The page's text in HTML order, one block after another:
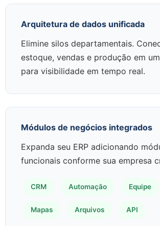
Arquitetura de dados unificada
Elimine silos departamentais.
estoque, vendas e produção em
para visibilidade em tempo real.
Módulos de negócios integrados
Expanda seu ERP adicionando
funcionais conforme sua empresa
CRM Automação Equipe
Mapas Arquivos API